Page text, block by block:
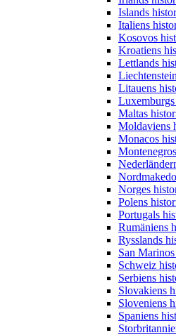
Islands
Italiens
Kosovos
Kroatiens
Lettlands
Litauens
Maltas
Moldaviens
Monacos
Norges
Polens
Portugals
Rumäniens
Rysslands
San
Schweiz
Serbiens
Slovakiens
Sloveniens
Spaniens